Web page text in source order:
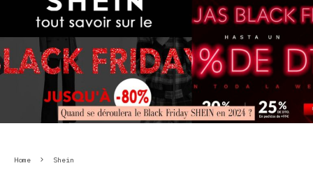
Home Shein